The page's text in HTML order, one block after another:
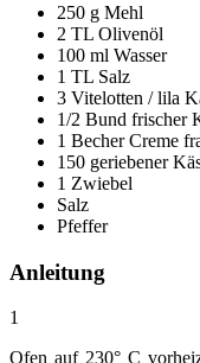
250 g Mehl
2 TL Olivenöl
100 ml Wasser
1 TL Salz
3 Vitelotten / lila
1/2 Bund frischer
1 Becher Creme
150 geriebener
1 Zwiebel
Salz
Pfeffer
Anleitung
1
Ofen auf 230° C